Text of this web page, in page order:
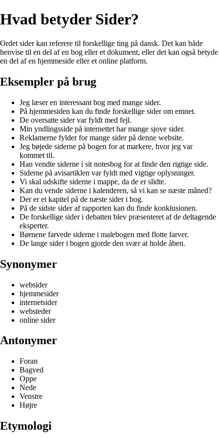
Hvad betyder Sider?
Ordet sider kan referere til forskellige ting på dansk. Det kan både
henvise til en del af en bog eller et dokument, eller det kan også betyde
en del af en hjemmeside eller et online platform.
Eksempler på brug
Jeg læser en interessant bog med mange sider.
På hjemmesiden kan du finde forskellige sider om emnet.
De oversatte sider var fyldt med fejl.
Min yndlingsside på internettet har mange sjove sider.
Reklamerne fylder for mange sider på denne website.
Jeg bøjede siderne på bogen for at markere, hvor jeg var
kommet til.
Han vendte siderne i sit notesbog for at finde den rigtige side.
Siderne på avisartiklen var fyldt med vigtige oplysninger.
Vi skal udskifte siderne i mappe, da de er slidte.
Kan du vende siderne i kalenderen, så vi kan se næste måned?
Der er et kapitel på de næste sider i bog.
På de sidste sider af rapporten kan du finde konklusionen.
De forskellige sider i debatten blev præsenteret af de deltagende
eksperter.
Børnene farvede siderne i malebogen med flotte farver.
De lange sider i bogen gjorde den svær at holde åben.
Synonymer
websider
hjemmesider
internetsider
websteder
online sider
Antonymer
Foran
Bagved
Oppe
Nede
Venstre
Højre
Etymologi